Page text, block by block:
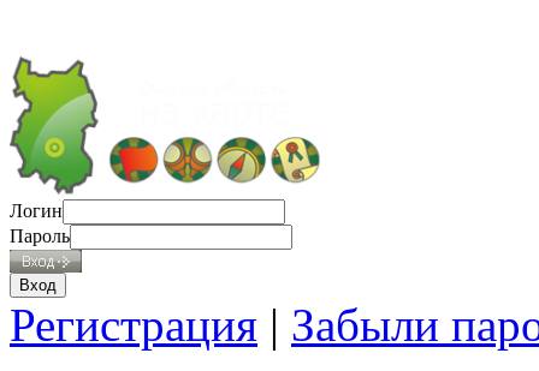
Логин
Пароль
Регистрация | Забыли